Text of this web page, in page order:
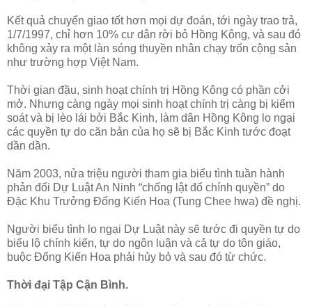
Kết quả chuyển giao tốt hơn mọi dự đoán, tới ngày trao trả,
1/7/1997, chỉ hơn 10% cư dân rời bỏ Hồng Kông, và sau đó
không xảy ra một làn sóng thuyền nhân chạy trốn cộng sản
như trường hợp Việt Nam.
Thời gian đầu, sinh hoạt chính trị Hồng Kông có phần cởi
mở. Nhưng càng ngày mọi sinh hoạt chính trị càng bị kiểm
soát và bị lèo lái bởi Bắc Kinh, làm dân Hồng Kông lo ngại
các quyền tự do căn bản của họ sẽ bị Bắc Kinh tước đoạt
dần dần.
Năm 2003, nửa triệu người tham gia biểu tình tuần hành
phản đối Dự Luật An Ninh “chống lật đổ chính quyền” do
Đặc Khu Trưởng Đổng Kiến Hoa (Tung Chee hwa) đề nghị.
Người biểu tình lo ngại Dự Luật này sẽ tước đi quyền tự do
biểu lộ chính kiến, tự do ngôn luận và cả tự do tôn giáo,
buộc Đổng Kiến Hoa phải hủy bỏ và sau đó từ chức.
Thời đại Tập Cận Bình.